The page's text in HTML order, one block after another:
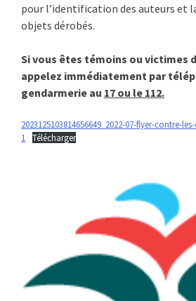
pour l’identification des auteurs et
objets dérobés.
Si vous êtes témoins ou victimes
appelez immédiatement par
gendarmerie au 17 ou le 112.
2023125103814656649_2022-07-flyer-contre-
1
Télécharger